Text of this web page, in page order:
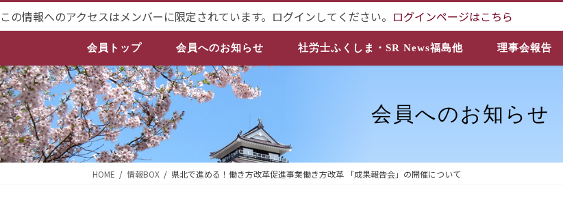
ン
ン
ツ
へ
ス
キ
ッ
ビ
ー
シ
ョ
ン
に
移
この情報へのアクセスはメンバーに限定されています。ログインしてください。 ログインページはこちら
会員トップ 会員へのお知らせ 社労士ふくしま・SR News福島他 理事会報告
会員へのお知らせ
HOME 情報BOX 県北で進める！働き方改革促進事業働き方改革 「成果報告会」の開催について